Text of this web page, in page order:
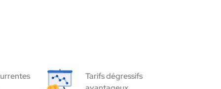
Tarifs dégressifs